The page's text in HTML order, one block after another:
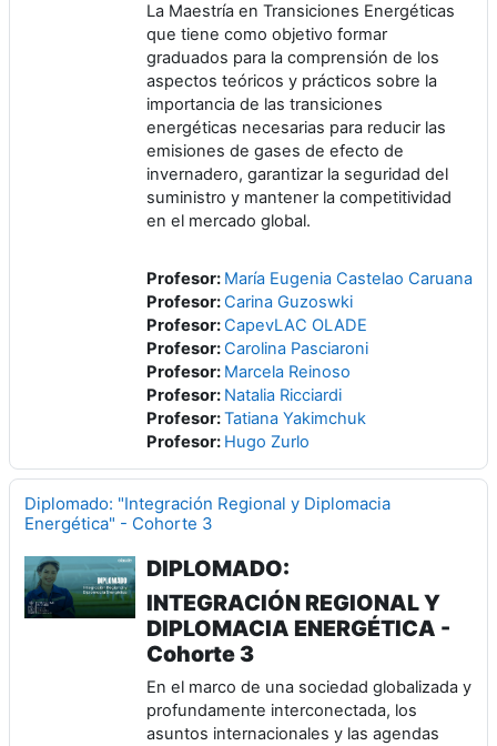
La Maestría en Transiciones Energéticas
que tiene como objetivo formar
graduados para la comprensión de los
aspectos teóricos y prácticos sobre la
importancia de las transiciones
energéticas necesarias para reducir las
emisiones de gases de efecto de
invernadero, garantizar la seguridad del
suministro y mantener la competitividad
en el mercado global.
Profesor: María Eugenia Castelao Caruana
Profesor:Carina Guzoswki
Profesor:CapevLAC OLADE
Profesor:Carolina Pasciaroni
Profesor: Marcela Reinoso
Profesor: Natalia Ricciardi
Profesor:Tatiana Yakimchuk
Profesor: Hugo Zurlo
Diplomado: "Integración Regional y Diplomacia
Energética" - Cohorte 3
DIPLOMADO:
INTEGRACIÓN REGIONAL Y
DIPLOMACIA ENERGÉTICA -
Cohorte 3
En el marco de una sociedad globalizada y
profundamente interconectada, los
asuntos internacionales y las agendas